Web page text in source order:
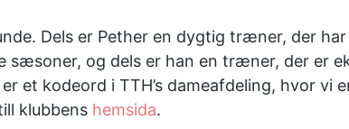
Dels er Pether en dygtig træner, der
sæsoner, og dels er han en træner, der er
et kodeord i TTH’s dameafdeling, hvor vi
klubbens hemsida.